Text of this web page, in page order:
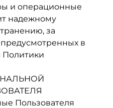
и операционные
надежному
за
в
Политики
Пользователя